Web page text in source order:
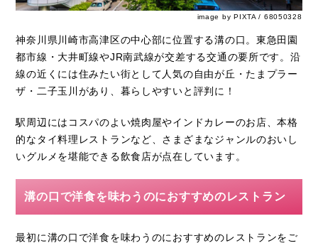
image by PIXTA / 68050328
神奈川県川崎市高津区の中心部に位置する溝の口。東急田園
都市線・大井町線やJR南武線が交差する交通の要所です。沿
線の近くには住みたい街として人気の自由が丘・たまプラー
ザ・二子玉川があり、暮らしやすいと評判に！
駅周辺にはコスパのよい焼肉屋やインドカレーのお店、本格
的なタイ料理レストランなど、さまざまなジャンルのおいし
いグルメを堪能できる飲食店が点在しています。
溝の口で洋食を味わうのにおすすめのレストラン
最初に溝の口で洋食を味わうのにおすすめのレストランをご